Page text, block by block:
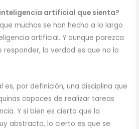
inteligencia artificial que sienta?
muchos se han hecho a lo largo
artificial. Y aunque parezca
la verdad es que no lo
es, por definición, una disciplina que
capaces de realizar tareas
Y si bien es cierto que la
abstracto, lo cierto es que se